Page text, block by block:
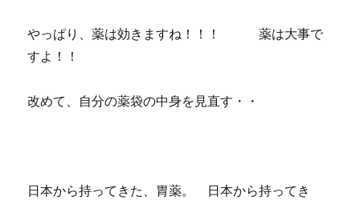
やっぱり、薬は効きますね！！！ 薬は大事で
すよ！！
改めて、自分の薬袋の中身を見直す・・
日本から持ってきた、胃薬。 日本から持ってき